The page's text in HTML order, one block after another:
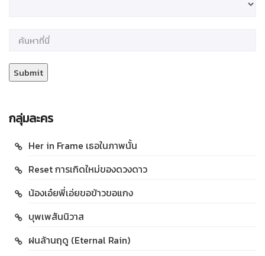
กลุ่มละคร
Her in Frame เธอในภาพนั้น
Reset การเกิดใหม่ของดวงดาว
น้องเอ๋ยพี่เอ่ยขอข้าวขอแกง
บุพเพสันนิวาส
ฝนล้านฤดู (Eternal Rain)